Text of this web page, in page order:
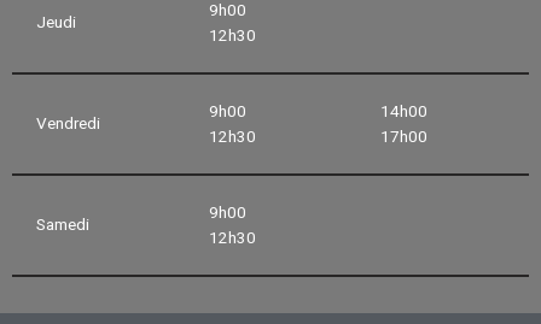
Jeudi
9h00
12h30
Vendredi
9h00
12h30
14h00
17h00
Samedi
9h00
12h30